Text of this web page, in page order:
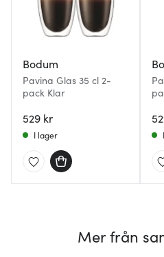
Bodum
Pavina Glas 35 cl 2-
pack Klar
529 kr
I lager
Mer från